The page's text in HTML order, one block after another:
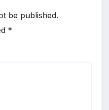
be published.
*